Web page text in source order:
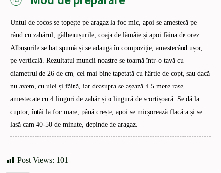
Untul de cocos se topește pe aragaz la foc mic, apoi se amestecă pe
rând cu zahărul, gălbenușurile, coaja de lămâie și apoi făina de orez.
Albușurile se bat spumă și se adaugă în compoziție, amestecând ușor,
pe verticală. Rezultatul muncii noastre se toarnă într-o tavă cu
diametrul de 26 de cm, cel mai bine tapetată cu hârtie de copt, sau dacă
nu avem, cu ulei și făină, iar deasupra se așează 4-5 mere rase,
amestecate cu 4 linguri de zahăr și o lingură de scorțișoară. Se dă la
cuptor, întâi la foc mare, până crește, apoi se micșorează flacăra și se
lasă cam 40-50 de minute, depinde de aragaz.
Post Views: 101